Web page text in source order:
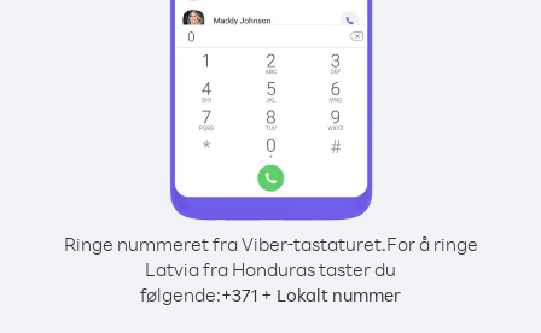
Ringe nummeret fra Viber-tastaturet.For å ringe
Latvia fra Honduras taster du
følgende:+371 + Lokalt nummer